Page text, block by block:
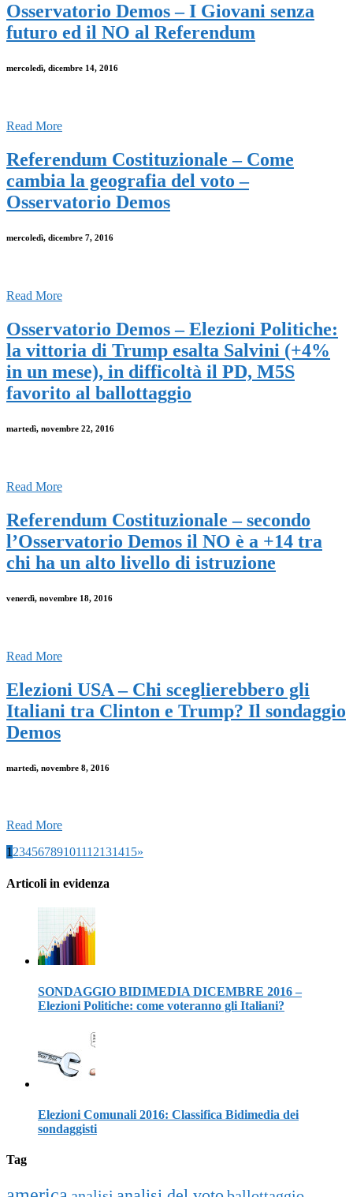
Osservatorio Demos – I Giovani senza
futuro ed il NO al Referendum
mercoledì, dicembre 14, 2016
Read More
Referendum Costituzionale – Come
cambia la geografia del voto –
Osservatorio Demos
mercoledì, dicembre 7, 2016
Read More
Osservatorio Demos – Elezioni Politiche:
la vittoria di Trump esalta Salvini (+4%
in un mese), in difficoltà il PD, M5S
favorito al ballottaggio
martedì, novembre 22, 2016
Read More
Referendum Costituzionale – secondo
l’Osservatorio Demos il NO è a +14 tra
chi ha un alto livello di istruzione
venerdì, novembre 18, 2016
Read More
Elezioni USA – Chi sceglierebbero gli
Italiani tra Clinton e Trump? Il sondaggio
Demos
martedì, novembre 8, 2016
Read More
123456789101112131415»
Articoli in evidenza
SONDAGGIO BIDIMEDIA DICEMBRE 2016 –
Elezioni Politiche: come voteranno gli Italiani?
Elezioni Comunali 2016: Classifica Bidimedia dei
sondaggisti
Tag